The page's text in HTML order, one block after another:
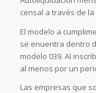
censal a través de
El modelo a
se enuentra dentro
modelo 039. Al
al menos por un
Las empresas que